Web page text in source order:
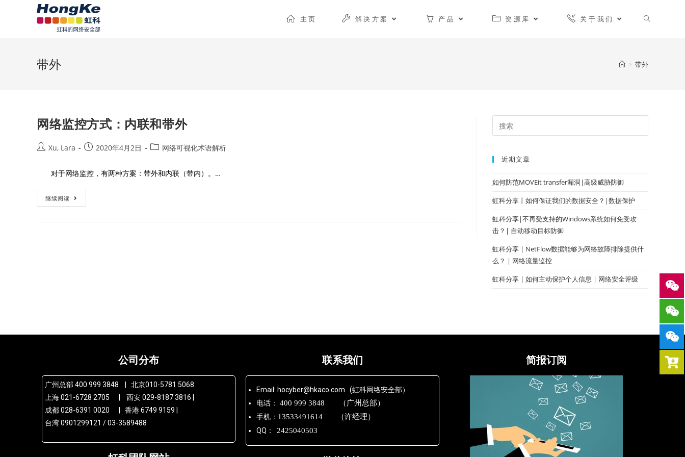
主页 解决方案 产品 资源库 关于我们
带外 > 带外
网络监控方式：内联和带外
Xu, Lara 2020年4月2日 网络可视化术语解析
对于网络监控，有两种方案：带外和内联（带内）。…
继续阅读
近期文章
如何防范MOVEit transfer漏洞|高级威胁防御
虹科分享丨如何保证我们的数据安全？|数据保护
虹科分享|不再受支持的Windows系统如何免受攻
击？| 自动移动目标防御
虹科分享 | NetFlow数据能够为网络故障排除提供什
么？ | 网络流量监控
虹科分享 | 如何主动保护个人信息 | 网络安全评级
公司分布
广州总部 400 999 3848 | 北京010-5781 5068
上海 021-6728 2705 | 西安 029-8187 3816 |
成都 028-6391 0020 | 香港 6749 9159 |
台湾 0901299121 / 03-3589488
联系我们
Email: hocyber@hkaco.com (虹科网络安全部）
电话：
400 999 3848 （广州总部）
手机： 13533491614 （许经理）
QQ： 2425040503
简报订阅